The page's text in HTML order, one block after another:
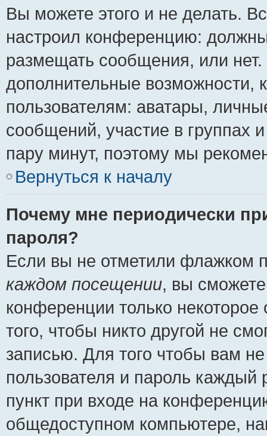
Вы можете этого и не делать.
настроил конференцию:
размещать сообщения, или
дополнительные
пользователям: аватары,
сообщений, участие в группах
пару минут, поэтому мы
Вернуться к началу
Почему мне периодически
пароля?
Если вы не отметили флажком
каждом посещении, вы
конференции только
того, чтобы никто другой не
записью. Для того чтобы вам
пользователя и пароль
пункт при входе на
общедоступном компьютере,